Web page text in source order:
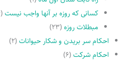
کسانى که روزه بر آنها واجب نیست(۶)
مبطلات روزه(۲۳)
احکام سر بریدن و شکار حیوانات(۲)
احکام شرکت(۶)